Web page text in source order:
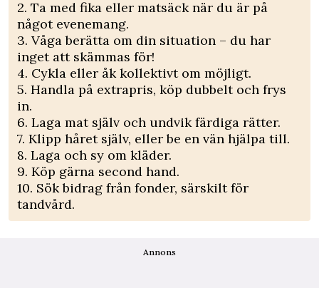
2. Ta med fika eller matsäck när du är på
något evenemang.
3. Våga berätta om din situation – du har
inget att skämmas för!
4. Cykla eller åk kollektivt om möjligt.
5. Handla på extrapris, köp dubbelt och frys
in.
6. Laga mat själv och undvik färdiga rätter.
7. Klipp håret själv, eller be en vän hjälpa till.
8. Laga och sy om kläder.
9. Köp gärna second hand.
10. Sök bidrag från fonder, särskilt för
tandvård.
Annons